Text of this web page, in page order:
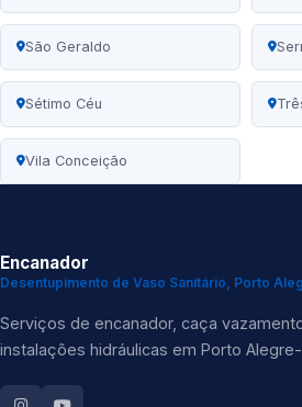
São Geraldo
Sétimo Céu
Vila Conceição
Encanador
Desentupimento de Vaso Sanitário, Porto
Serviços de encanador, caça
instalações hidráulicas em Porto Alegre-